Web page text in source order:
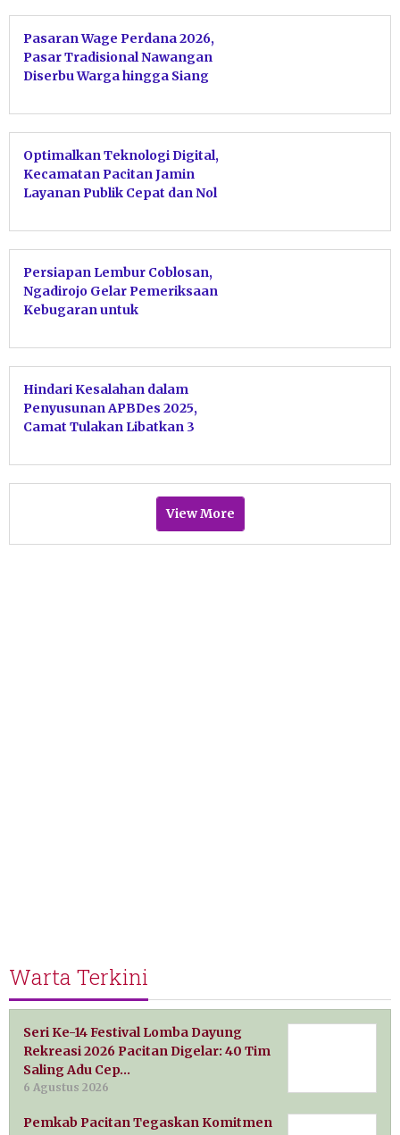
Pasaran Wage Perdana 2026,
Pasar Tradisional Nawangan
Diserbu Warga hingga Siang
Optimalkan Teknologi Digital,
Kecamatan Pacitan Jamin
Layanan Publik Cepat dan Nol
Persiapan Lembur Coblosan,
Ngadirojo Gelar Pemeriksaan
Kebugaran untuk
Hindari Kesalahan dalam
Penyusunan APBDes 2025,
Camat Tulakan Libatkan 3
View More
Warta Terkini
Seri Ke-14 Festival Lomba Dayung
Rekreasi 2026 Pacitan Digelar: 40 Tim
Saling Adu Cep…
6 Agustus 2026
Pemkab Pacitan Tegaskan Komitmen